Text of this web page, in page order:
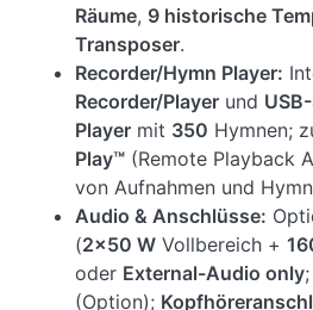
Räume, 9 historische
Transposer.
Recorder/Hymn Player:
Recorder/Player und
Player mit 350 Hymnen;
Play™ (Remote Playback
von Aufnahmen und
Audio & Anschlüsse:
(2×50 W Vollbereich +
oder External-Audio only;
(Option);